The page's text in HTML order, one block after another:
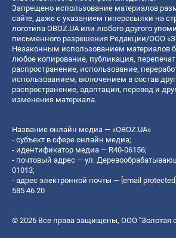
Запрещено использование материалов
сайте, даже с указанием гиперссылки на
логотипа OBOZ.UA или любого другого
письменного разрешения Редакции/ООО
Незаконным использованием материалов
любое копирование, публикация,
распространение, использование,
использованием, включением в состав
распространение, адаптация, перевод и
изменения материала.
Название онлайн медиа — «OBOZ.UA»
- субъект в сфере онлайн медиа;
- идентификатор медиа — R40-06156;
- почтовый адрес — ул.
01013;
- адрес электронной почты — [email protected]
585 46 20
© 2026 Все права защищены, ООО "Золотая